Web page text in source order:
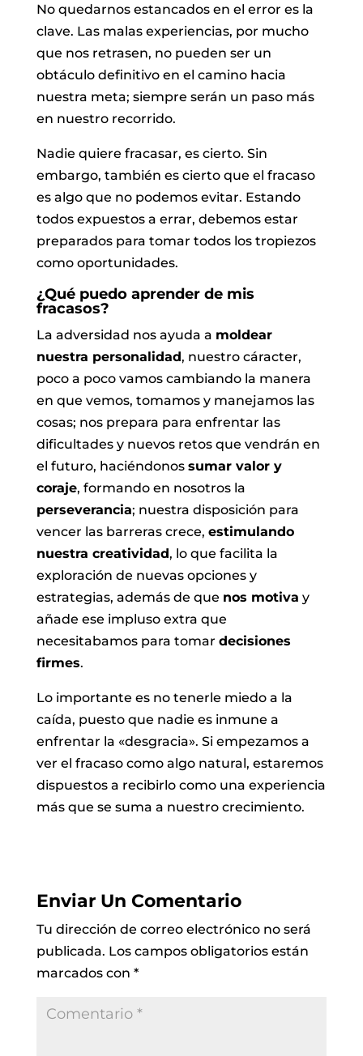
No quedarnos estancados en el error es la
clave. Las malas experiencias, por mucho
que nos retrasen, no pueden ser un
obtáculo definitivo en el camino hacia
nuestra meta; siempre serán un paso más
en nuestro recorrido.
Nadie quiere fracasar, es cierto. Sin
embargo, también es cierto que el fracaso
es algo que no podemos evitar. Estando
todos expuestos a errar, debemos estar
preparados para tomar todos los tropiezos
como oportunidades.
¿Qué puedo aprender de mis
fracasos?
La adversidad nos ayuda a moldear
nuestra personalidad, nuestro cáracter,
poco a poco vamos cambiando la manera
en que vemos, tomamos y manejamos las
cosas; nos prepara para enfrentar las
dificultades y nuevos retos que vendrán en
el futuro, haciéndonos sumar valor y
coraje, formando en nosotros la
perseverancia; nuestra disposición para
vencer las barreras crece, estimulando
nuestra creatividad, lo que facilita la
exploración de nuevas opciones y
estrategias, además de que nos motiva y
añade ese impluso extra que
necesitabamos para tomar decisiones
firmes.
Lo importante es no tenerle miedo a la
caída, puesto que nadie es inmune a
enfrentar la «desgracia». Si empezamos a
ver el fracaso como algo natural, estaremos
dispuestos a recibirlo como una experiencia
más que se suma a nuestro crecimiento.
Enviar Un Comentario
Tu dirección de correo electrónico no será
publicada. Los campos obligatorios están
marcados con *